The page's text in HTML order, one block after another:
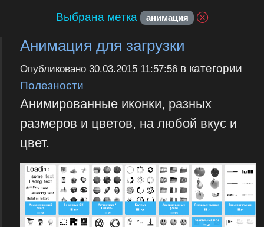
Выбрана метка анимация
Анимация для загрузки
Опубликовано 30.03.2015 11:57:56в категории
Полезности
Анимированные иконки, разных
размеров и цветов, на любой вкус и
цвет.